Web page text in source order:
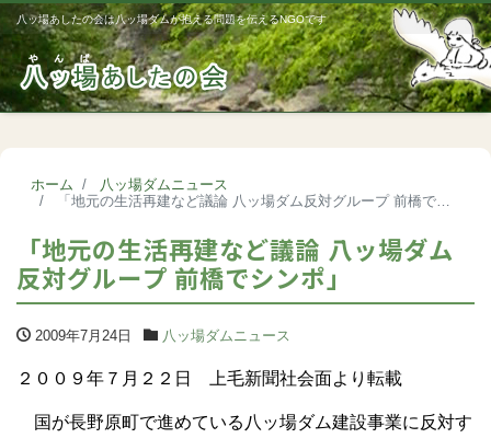
八ッ場あしたの会は八ッ場ダムが抱える問題を伝えるNGOです
ホーム
八ッ場ダムニュース
「地元の生活再建など議論 八ッ場ダム反対グループ 前橋でシンポ」
「地元の生活再建など議論 八ッ場ダム
反対グループ 前橋でシンポ」
2009年7月24日 八ッ場ダムニュース
２００９年７月２２日 上毛新聞社会面より転載
国が長野原町で進めている八ッ場ダム建設事業に反対す